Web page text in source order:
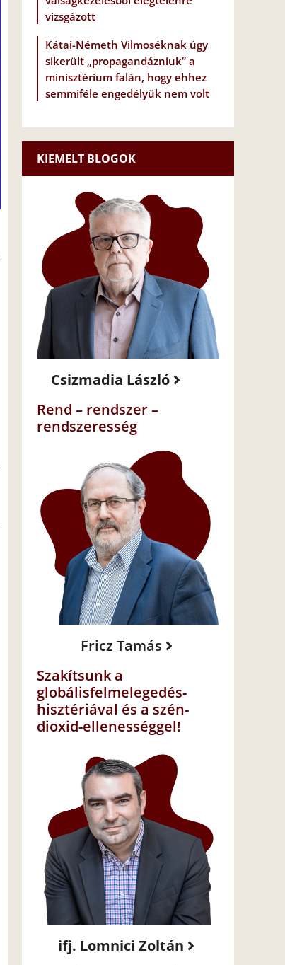
vizsgázott
Kátai-Németh Vilmoséknak úgy
sikerült „propagandázniuk” a
minisztérium falán, hogy ehhez
semmiféle engedélyük nem volt
KIEMELT BLOGOK
Csizmadia László
Rend – rendszer –
rendszeresség
Fricz Tamás
Szakítsunk a
globálisfelmelegedés-
hisztériával és a szén-
dioxid-ellenességgel!
ifj. Lomnici Zoltán